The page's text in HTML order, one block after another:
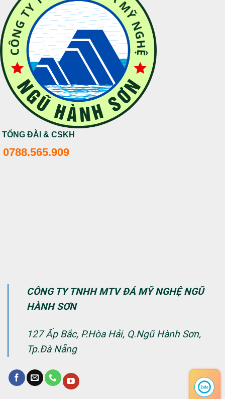
TỔNG ĐÀI & CSKH
0788.565.909
CÔNG TY TNHH MTV ĐÁ MỸ NGHỆ NGŨ
HÀNH SƠN
127 Ấp Bắc, P.Hòa Hải, Q.Ngũ Hành Sơn,
Tp.Đà Nẵng